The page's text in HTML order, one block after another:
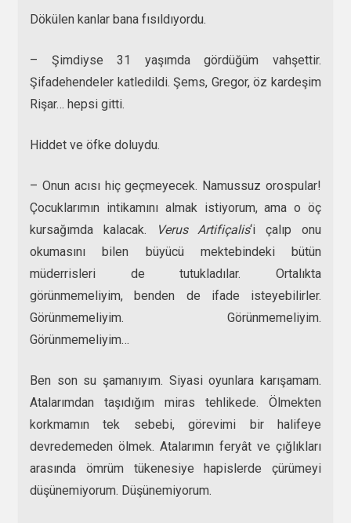
Dökülen kanlar bana fısıldıyordu.
– Şimdiyse 31 yaşımda gördüğüm vahşettir.
Şifadehendeler katledildi. Şems, Gregor, öz kardeşim
Rişar… hepsi gitti.
Hiddet ve öfke doluydu.
– Onun acısı hiç geçmeyecek. Namussuz orospular!
Çocuklarımın intikamını almak istiyorum, ama o öç
kursağımda kalacak.
Verus Artifiçalis‘i çalıp onu
okumasını bilen büyücü mektebindeki bütün
müderrisleri de tutukladılar. Ortalıkta
görünmemeliyim, benden de ifade isteyebilirler.
Görünmemeliyim. Görünmemeliyim.
Görünmemeliyim…
Ben son su şamanıyım. Siyasi oyunlara karışamam.
Atalarımdan taşıdığım miras tehlikede. Ölmekten
korkmamın tek sebebi, görevimi bir halifeye
devredemeden ölmek. Atalarımın feryât ve çığlıkları
arasında ömrüm tükenesiye hapislerde çürümeyi
düşünemiyorum. Düşünemiyorum.